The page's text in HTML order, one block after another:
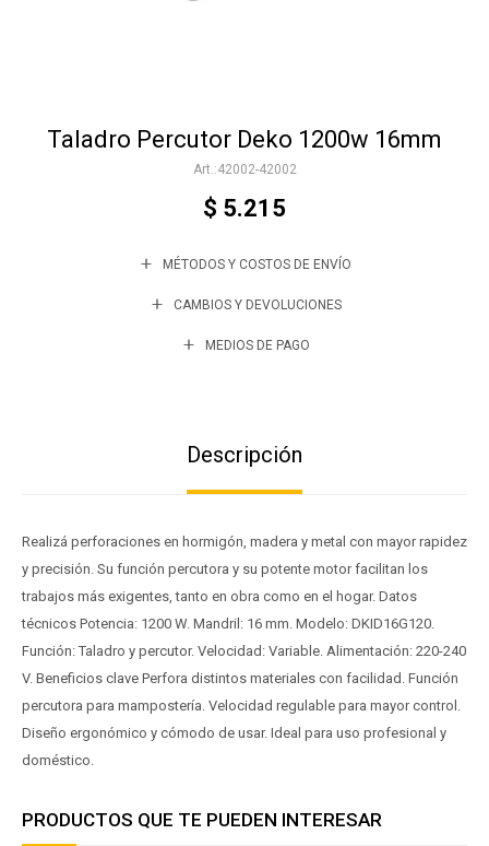
Taladro Percutor Deko 1200w 16mm
42002-42002
$ 5.215
MÉTODOS Y COSTOS DE ENVÍO
CAMBIOS Y DEVOLUCIONES
MEDIOS DE PAGO
Descripción
Realizá perforaciones en hormigón, madera y metal con mayor rapidez
y precisión. Su función percutora y su potente motor facilitan los
trabajos más exigentes, tanto en obra como en el hogar. Datos
técnicos Potencia: 1200 W. Mandril: 16 mm. Modelo: DKID16G120.
Función: Taladro y percutor. Velocidad: Variable. Alimentación: 220-240
V. Beneficios clave Perfora distintos materiales con facilidad. Función
percutora para mampostería. Velocidad regulable para mayor control.
Diseño ergonómico y cómodo de usar. Ideal para uso profesional y
doméstico.
PRODUCTOS QUE TE PUEDEN INTERESAR
Varios